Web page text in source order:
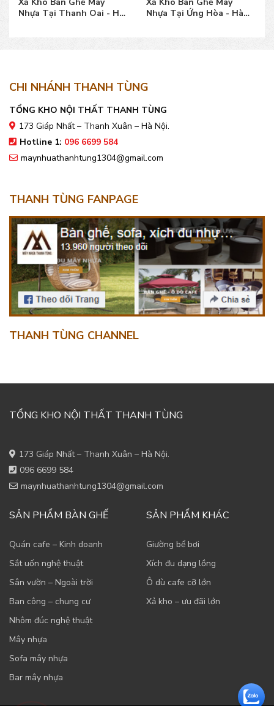
Nhựa Tại Thanh Oai - Hà
Nhựa Tại Ứng Hòa - Hà
CHI NHÁNH THANH TÙNG
TỔNG KHO NỘI THẤT THANH TÙNG
173 Giáp Nhất – Thanh Xuân – Hà Nội.
Hotline 1: 096 6699 584
maynhuathanhtung1304@gmail.com
THANH TÙNG FANPAGE
THANH TÙNG CHANNEL
TỔNG KHO NỘI THẤT THANH TÙNG
173 Giáp Nhất – Thanh Xuân – Hà Nội.
096 6699 584
maynhuathanhtung1304@gmail.com
SẢN PHẨM BÀN GHẾ
Quán cafe – Kinh doanh
Sắt uốn nghệ thuật
Sân vườn – Ngoài trời
Ban công – chung cư
Nhôm đúc nghệ thuật
Mây nhựa
Sofa mây nhựa
Bar mây nhựa
SẢN PHẨM KHÁC
Giường bể bơi
Xích đu dạng lồng
Ô dù cafe cỡ lớn
Xả kho – ưu đãi lớn